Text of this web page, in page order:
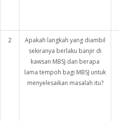
2
Apakah langkah yang diambil
sekiranya berlaku banjir di
kawsan MBSJ dan berapa
lama tempoh bagi MBSJ untuk
menyelesaikan masalah itu?